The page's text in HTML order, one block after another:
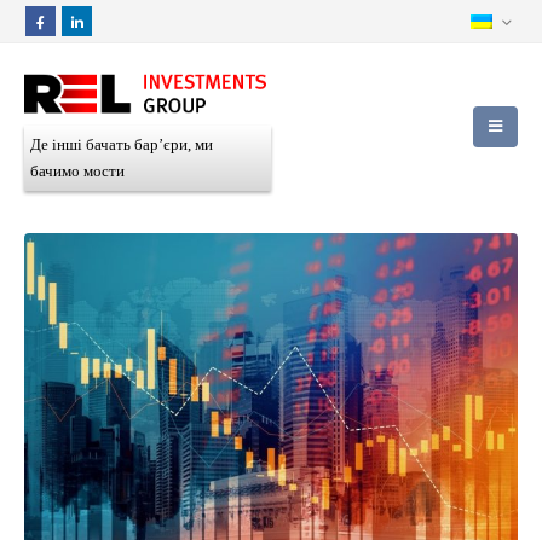
Де інші бачать бар’єри, ми
бачимо мости